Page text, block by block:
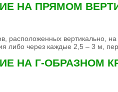
НА ПРЯМОМ
расположенных
либо через каждые 2,5 – 3 м,
НА Г-ОБРАЗНОМ